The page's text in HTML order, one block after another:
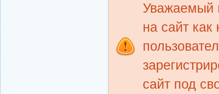
Уважаемый
на сайт как
сайт под